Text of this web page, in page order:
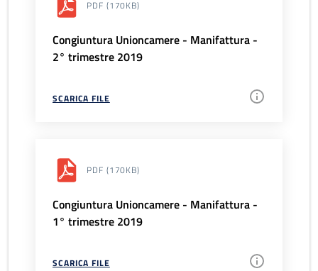
PDF (170KB)
Congiuntura Unioncamere - Manifattura -
2° trimestre 2019
SCARICA FILE
PDF (170KB)
Congiuntura Unioncamere - Manifattura -
1° trimestre 2019
SCARICA FILE